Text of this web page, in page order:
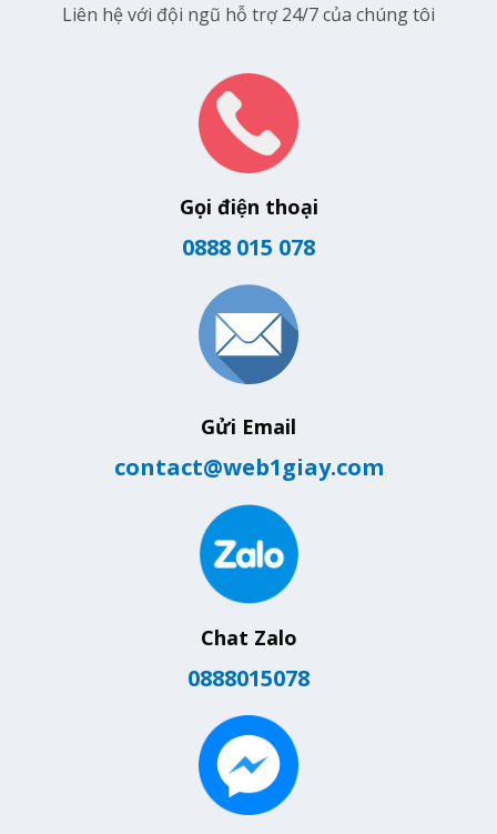
Liên hệ với đội ngũ hỗ trợ 24/7 của chúng tôi
Gọi điện thoại
0888 015 078
Gửi Email
contact@web1giay.com
Chat Zalo
0888015078